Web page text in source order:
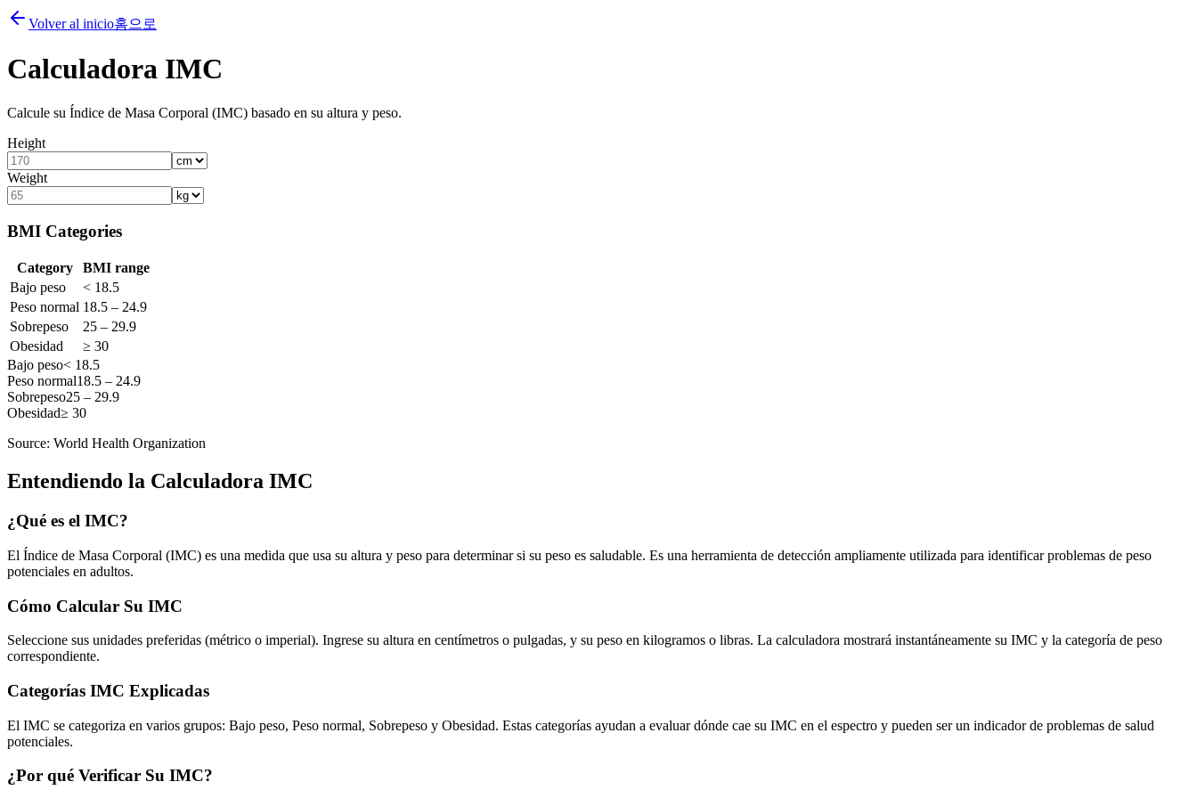
Volver al inicio홈으로
Calculadora IMC
Calcule su Índice de Masa Corporal (IMC) basado en su altura y peso.
Height
Weight
BMI Categories
Category
BMI range
Bajo peso
< 18.5
Peso normal 18.5 – 24.9
Sobrepeso
25 – 29.9
Obesidad
≥ 30
Bajo peso< 18.5
Peso normal18.5 – 24.9
Sobrepeso25 – 29.9
Obesidad≥ 30
Source: World Health Organization
Entendiendo la Calculadora IMC
¿Qué es el IMC?
El Índice de Masa Corporal (IMC) es una medida que usa su altura y peso para determinar si su peso es saludable. Es una herramienta de detección ampliamente utilizada para identificar problemas de peso
potenciales en adultos.
Cómo Calcular Su IMC
Seleccione sus unidades preferidas (métrico o imperial). Ingrese su altura en centímetros o pulgadas, y su peso en kilogramos o libras. La calculadora mostrará instantáneamente su IMC y la categoría de peso
correspondiente.
Categorías IMC Explicadas
El IMC se categoriza en varios grupos: Bajo peso, Peso normal, Sobrepeso y Obesidad. Estas categorías ayudan a evaluar dónde cae su IMC en el espectro y pueden ser un indicador de problemas de salud
potenciales.
¿Por qué Verificar Su IMC?